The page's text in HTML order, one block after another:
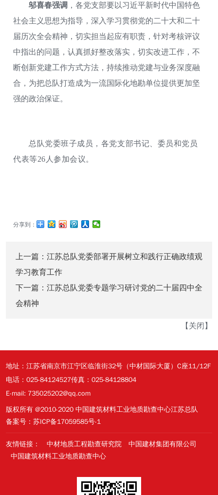
邬喜春强调 ，各党支部要以习近平新时代中国特色
社会主义思想为指导，深入学习贯彻党的二十大和二十
届历次全会精神，切实担当起应有职责，针对考核评议
中指出的问题，认真抓好整改落实，切实改进工作，不
断创新党建工作方式方法，持续推动党建与业务深度融
合，为把总队打造成为一流国际化地勘单位提供更加坚
强的政治保证。
总队党委班子成员，各党支部书记、委员和党员
代表等26人参加会议。
分享到：
上一篇： 江苏总队党委部署开展树立和践行正确政绩观
学习教育工作
下一篇： 江苏总队党委专题学习研讨党的二十届四中全
会精神
【关闭】
地址：江苏省南京市江宁区临淮街32号（中材国际大厦）C座11/12F
电话：025-84124527传真：025-84128804
E-mail: 735025202@qq.com
版权所有 @2010-2020 中国建筑材料工业地质勘查中心江苏总队
备案号：苏ICP备17059585号-1
友情链接： 中材地质工程勘查研究院
中国建材集团有限公司
中国建筑材料工业地质勘查中心